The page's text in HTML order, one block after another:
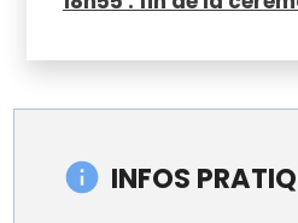
INFOS